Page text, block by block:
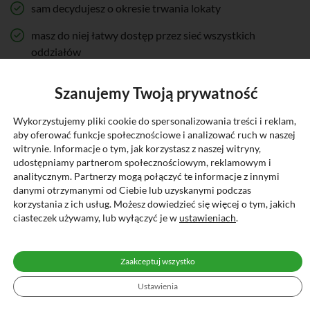
sam decydujesz o okresie trwania lokaty
masz do niej łatwy dostęp przez sieć wszystkich
oddziałów
a ich bezpieczeństwo zapewnia Bankowy Fundusz
lokata automatycznie odnawia się na kolejny okres jej
trwania, bez konieczności wizyty w banku
kapitalizacja odsetek na koniec okresu odsetkowego
Szanujemy Twoją prywatność
Wykorzystujemy pliki cookie do spersonalizowania treści i reklam,
aby oferować funkcje społecznościowe i analizować ruch w naszej
witrynie. Informacje o tym, jak korzystasz z naszej witryny,
udostępniamy partnerom społecznościowym, reklamowym i
analitycznym. Partnerzy mogą połączyć te informacje z innymi
danymi otrzymanymi od Ciebie lub uzyskanymi podczas
korzystania z ich usług. Możesz dowiedzieć się więcej o tym, jakich
ciasteczek używamy, lub wyłączyć je wustawieniach.
Zaakceptuj wszystko
Ustawienia